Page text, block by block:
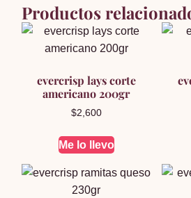
Productos
evercrisp lays corte
americano 200gr
$2,600
Me lo llevo